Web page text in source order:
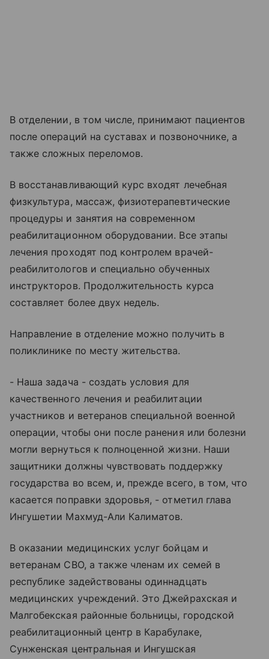
В отделении, в том числе, принимают пациентов
после операций на суставах и позвоночнике, а
также сложных переломов.
В восстанавливающий курс входят лечебная
физкультура, массаж, физиотерапевтические
процедуры и занятия на современном
реабилитационном оборудовании. Все этапы
лечения проходят под контролем врачей-
реабилитологов и специально обученных
инструкторов. Продолжительность курса
составляет более двух недель.
Направление в отделение можно получить в
поликлинике по месту жительства.
- Наша задача - создать условия для
качественного лечения и реабилитации
участников и ветеранов специальной военной
операции, чтобы они после ранения или болезни
могли вернуться к полноценной жизни. Наши
защитники должны чувствовать поддержку
государства во всем, и, прежде всего, в том, что
касается поправки здоровья, - отметил глава
Ингушетии Махмуд-Али Калиматов.
В оказании медицинских услуг бойцам и
ветеранам СВО, а также членам их семей в
республике задействованы одиннадцать
медицинских учреждений. Это Джейрахская и
Малгобекская районные больницы, городской
реабилитационный центр в Карабулаке,
Сунженская центральная и Ингушская